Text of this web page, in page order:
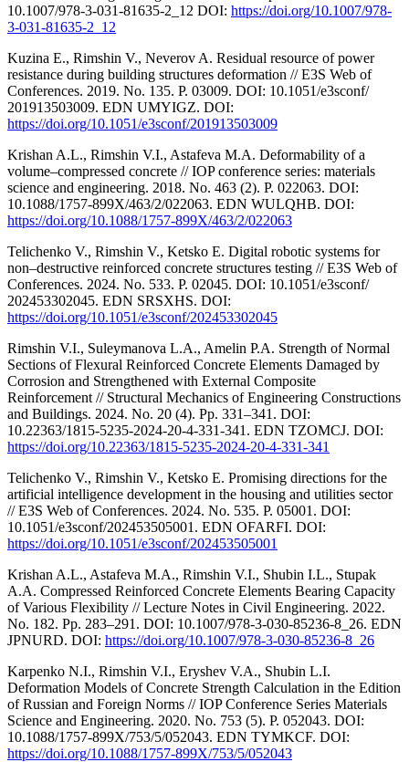
10.1007/978-3-031-81635-2_12 DOI: https://doi.org/10.1007/978-
3-031-81635-2_12
Kuzina E., Rimshin V., Neverov A. Residual resource of power
resistance during building structures deformation // E3S Web of
Conferences. 2019. No. 135. P. 03009. DOI: 10.1051/e3sconf/
201913503009. EDN UMYIGZ. DOI:
https://doi.org/10.1051/e3sconf/201913503009
Krishan A.L., Rimshin V.I., Astafeva M.A. Deformability of a
volume–compressed concrete // IOP conference series: materials
science and engineering. 2018. No. 463 (2). P. 022063. DOI:
10.1088/1757-899X/463/2/022063. EDN WULQHB. DOI:
https://doi.org/10.1088/1757-899X/463/2/022063
Telichenko V., Rimshin V., Ketsko E. Digital robotic systems for
non–destructive reinforced concrete structures testing // E3S Web of
Conferences. 2024. No. 533. P. 02045. DOI: 10.1051/e3sconf/
202453302045. EDN SRSXHS. DOI:
https://doi.org/10.1051/e3sconf/202453302045
Rimshin V.I., Suleymanova L.A., Amelin P.A. Strength of Normal
Sections of Flexural Reinforced Concrete Elements Damaged by
Corrosion and Strengthened with External Composite
Reinforcement // Structural Mechanics of Engineering Constructions
and Buildings. 2024. No. 20 (4). Pp. 331–341. DOI:
10.22363/1815-5235-2024-20-4-331-341. EDN TZOMCJ. DOI:
https://doi.org/10.22363/1815-5235-2024-20-4-331-341
Telichenko V., Rimshin V., Ketsko E. Promising directions for the
artificial intelligence development in the housing and utilities sector
// E3S Web of Conferences. 2024. No. 535. P. 05001. DOI:
10.1051/e3sconf/202453505001. EDN OFARFI. DOI:
https://doi.org/10.1051/e3sconf/202453505001
Krishan A.L., Astafeva M.A., Rimshin V.I., Shubin I.L., Stupak
A.A. Compressed Reinforced Concrete Elements Bearing Capacity
of Various Flexibility // Lecture Notes in Civil Engineering. 2022.
No. 182. Pp. 283–291. DOI: 10.1007/978-3-030-85236-8_26. EDN
JPNURD. DOI: https://doi.org/10.1007/978-3-030-85236-8_26
Karpenko N.I., Rimshin V.I., Eryshev V.A., Shubin L.I.
Deformation Models of Concrete Strength Calculation in the Edition
of Russian and Foreign Norms // IOP Conference Series Materials
Science and Engineering. 2020. No. 753 (5). P. 052043. DOI:
10.1088/1757-899X/753/5/052043. EDN TYMKCF. DOI:
https://doi.org/10.1088/1757-899X/753/5/052043